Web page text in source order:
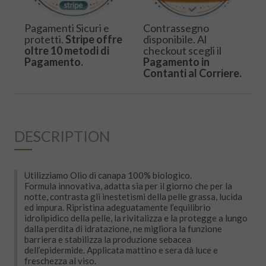
Pagamenti Sicuri e
protetti. Stripe offre
oltre 10 metodi di
Pagamento.
Contrassegno
disponibile. Al
checkout scegli il
Pagamento in
Contanti al Corriere.
DESCRIPTION
Utilizziamo Olio di canapa 100% biologico.
Formula innovativa, adatta sia per il giorno che per la
notte, contrasta gli inestetismi della pelle grassa, lucida
ed impura. Ripristina adeguatamente l’equilibrio
idrolipidico della pelle, la rivitalizza e la protegge a lungo
dalla perdita di idratazione, ne migliora la funzione
barriera e stabilizza la produzione sebacea
dell’epidermide. Applicata mattino e sera dà luce e
freschezza al viso.